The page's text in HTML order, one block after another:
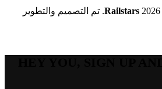
Railstars. تم التصميم والتطوير